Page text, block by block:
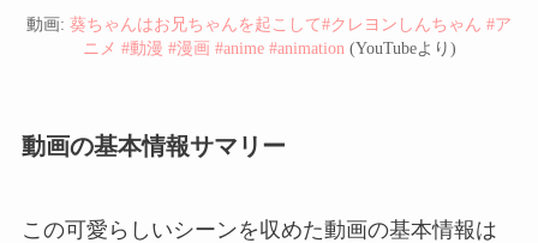
動画: 葵ちゃんはお兄ちゃんを起こして#クレヨンしんちゃん #ア
ニメ #動漫 #漫画 #anime #animation (YouTubeより)
動画の基本情報サマリー
この可愛らしいシーンを収めた動画の基本情報は